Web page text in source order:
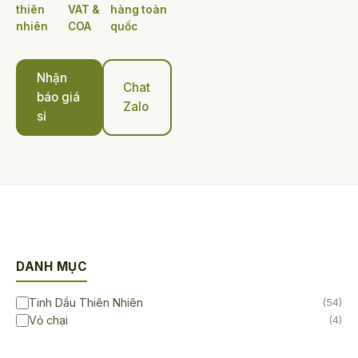
thiên
nhiên
VAT &
COA
hàng toàn
quốc
Nhận
báo giá
sỉ
Chat
Zalo
DANH MỤC
Tinh Dầu Thiên Nhiên (54)
Vỏ chai (4)